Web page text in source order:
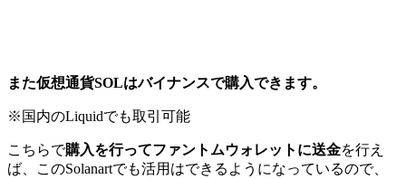
また仮想通貨SOLはバイナンスで購入できます。
※国内のLiquidでも取引可能
こちらで購入を行ってファントムウォレットに送金を行え
ば、このSolanartでも活用はできるようになっているので、